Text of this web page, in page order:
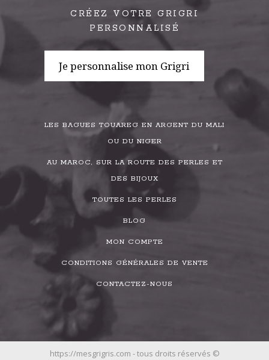
CRÉEZ VOTRE GRIGRI
PERSONNALISÉ
Je personnalise mon Grigri
LES BAGUES TOUAREG EN ARGENT DU MALI
OU DU NIGER
AU MAROC, SUR LA ROUTE DES PERLES ET
DES BIJOUX
TOUTES LES PERLES
BLOG
MON COMPTE
CONDITIONS GÉNÉRALES DE VENTE
CONTACTEZ-NOUS
https://mesgrigris.com - tous droits réservés ©